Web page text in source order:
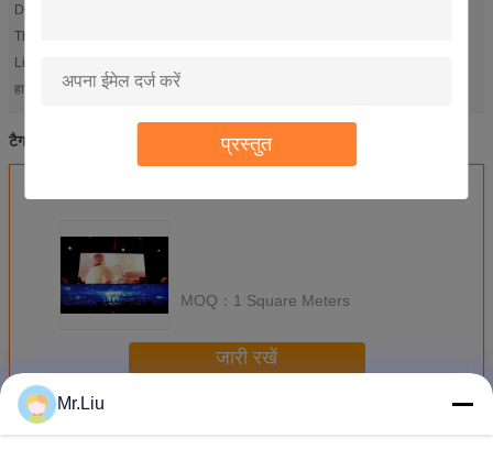
प्रस्तुत
Driving Method:
The rate:
Life Time:
हाई लाइट:
टैग: आरजीबी एलईडी डिस्प्ले
MOQ： 1 Square Meters
जारी रखें
अधिक
Mr.Liu